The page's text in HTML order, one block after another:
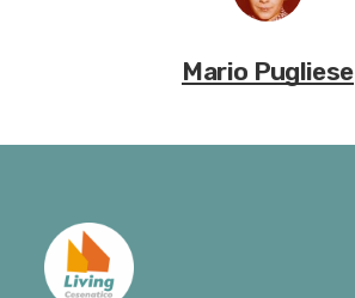
Mario Pugliese